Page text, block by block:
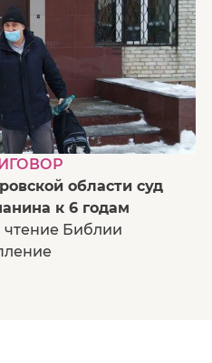
области суд
к 6 годам
чтение Библии